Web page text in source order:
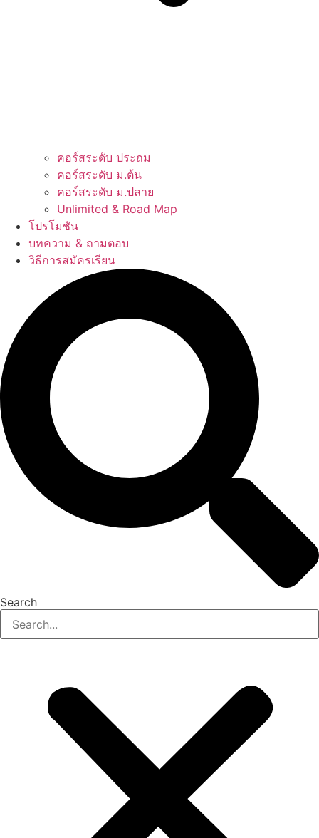
คอร์สระดับ ประถม
คอร์สระดับ ม.ต้น
คอร์สระดับ ม.ปลาย
Unlimited & Road Map
โปรโมชัน
บทความ & ถามตอบ
วิธีการสมัครเรียน
Search